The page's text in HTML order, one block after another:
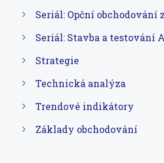
Seriál: Opční obchodování
Seriál: Stavba a testování
Strategie
Technická analýza
Trendové indikátory
Základy obchodování